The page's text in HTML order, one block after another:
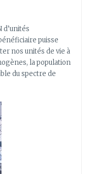
d’unités
puisse
nos unités de vie à
la population
du spectre de